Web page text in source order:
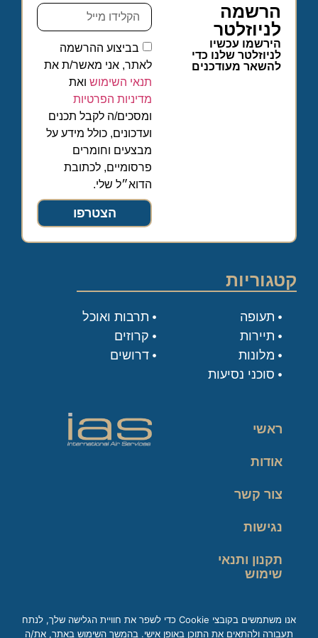
הרשמה
לניוזלטר
הירשמו עכשיו
לניוזלטר שלנו כדי
להשאר מעודכנים
בביצוע ההרשמה
לאתר, אני מאשר/ת את
תנאי השימוש ואת
מדיניות הפרטיות
ומסכים/ה לקבל תכנים
ועדכונים, כולל מידע על
מבצעים וחומרים
פרסומיים, לכתובת
הדוא״ל שלי.
הצטרפו
קטגוריות
תעופה
תיירות
מלונות
סוכני נסיעות
תרבות ואוכל
קרוזים
דרושים
ראשי
אודות
צור קשר
נגישות
תקנון ותנאי
שימוש
אנו משתמשים בקובצי Cookie כדי לשפר את חוויית הגלישה שלך, לנתח
תעבורה ולהתאים את התוכן באופן אישי. בהמשך השימוש באתר, את/ה